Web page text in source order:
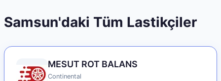
Samsun'daki Tüm Lastikçiler
MESUT ROT BALANS
Continental